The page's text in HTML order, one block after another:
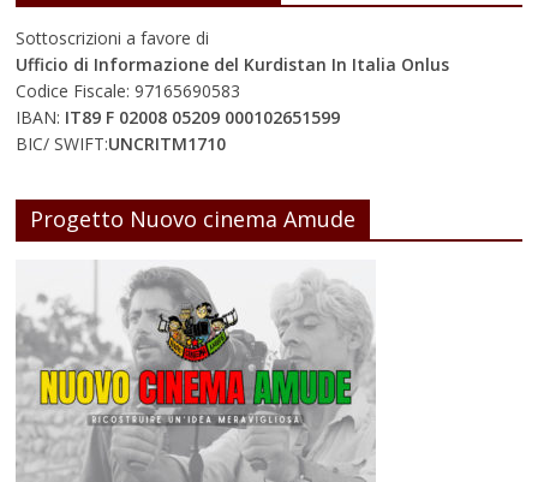
Sottoscrizioni a favore di
Ufficio di Informazione del Kurdistan In Italia Onlus
Codice Fiscale: 97165690583
IBAN: IT89 F 02008 05209 000102651599
BIC/ SWIFT:UNCRITM1710
Progetto Nuovo cinema Amude